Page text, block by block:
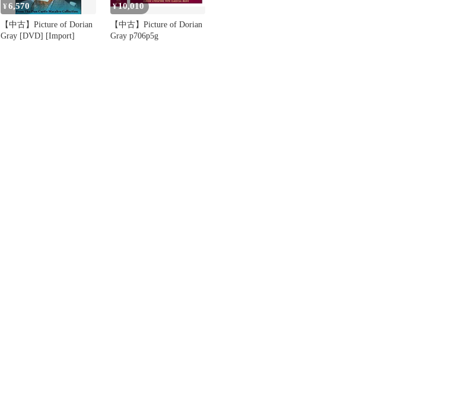
¥6,570
【中古】Picture of Dorian
Gray [DVD] [Import]
¥10,010
【中古】Picture of Dorian
Gray p706p5g